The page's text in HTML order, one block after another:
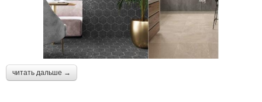
читать дальше →